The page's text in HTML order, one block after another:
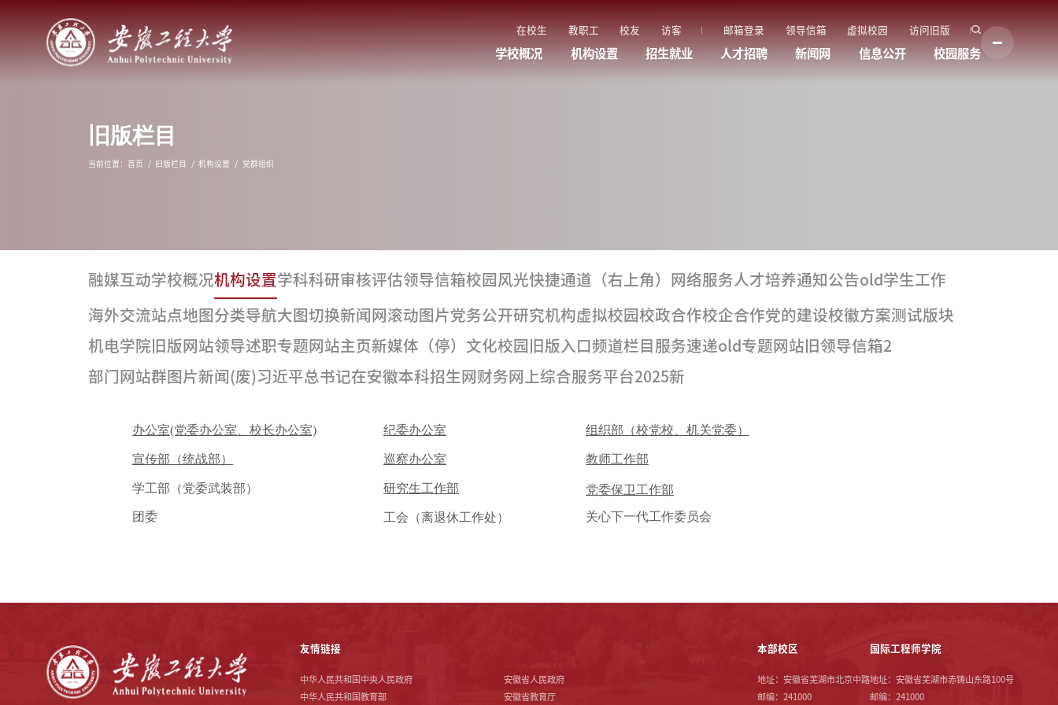
在校生 教职工 校友 访客 邮箱登录 领导信箱 虚拟校园 访问旧版
学校概况 机构设置 招生就业 人才招聘 新闻网 信息公开 校园服务
旧版栏目
当前位置： 首页 旧版栏目 机构设置 党群组织
融媒互动学校概况机构设置学科科研审核评估领导信箱校园风光快捷通道（右上角） 网络服务人才培养通知公告old学生工作
海外交流站点地图分类导航大图切换新闻网滚动图片党务公开研究机构虚拟校园校政合作校企合作党的建设校徽方案测试版块
机电学院旧版网站领导述职专题网站主页新媒体（停） 文化校园旧版入口频道栏目服务速递old专题网站旧领导信箱2
部门网站群图片新闻(废)习近平总书记在安徽本科招生网财务网上综合服务平台2025新
办公室(党委办公室、校长办公室) 纪委办公室 组织部（校党校、机关党委）
宣传部（统战部） 巡察办公室 教师工作部
学工部 （党委武装部） 研究生工作部
党委保卫工作部
团委
工会（离退休工作处） 关心下一代工作委员会
友情链接
中华人民共和国中央人民政府
安徽省人民政府
中华人民共和国教育部
安徽省教育厅
本部校区
地址：安徽省芜湖市北京中路
邮编：241000
国际工程师学院
地址：安徽省芜湖市赤铸山东路100号
邮编：241000